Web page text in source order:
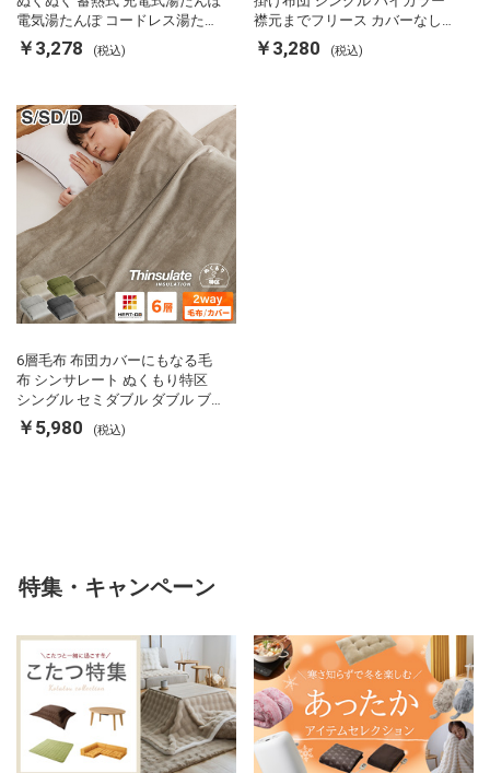
電気湯たんぽ コードレス湯たん
ぽ エコ 節電 節約 省エネ 充電式
エコ電気あんか EWT-2143 スリ
￥3,278 (税込)
襟元までフリース カバーなしで
使える 軽い 丸洗い 断熱 保温 抗
菌防臭 洗える 防ダニ 軽量 ホコ
￥3,280 (税込)
6層毛布 布団カバーにもなる毛
布 シンサレート ぬくもり特区
シングル セミダブル ダブル ブ
ランケット 掛け布団カバー フラ
ンネル 保温 蓄熱 吸湿 発熱 断熱
￥5,980 (税込)
特集・キャンペーン